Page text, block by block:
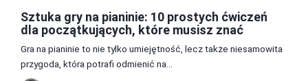
Sztuka gry na pianinie: 10 prostych ćwiczeń
dla początkujących, które musisz znać
Gra na pianinie to nie tylko umiejętność, lecz także niesamowita
przygoda, która potrafi odmienić na...